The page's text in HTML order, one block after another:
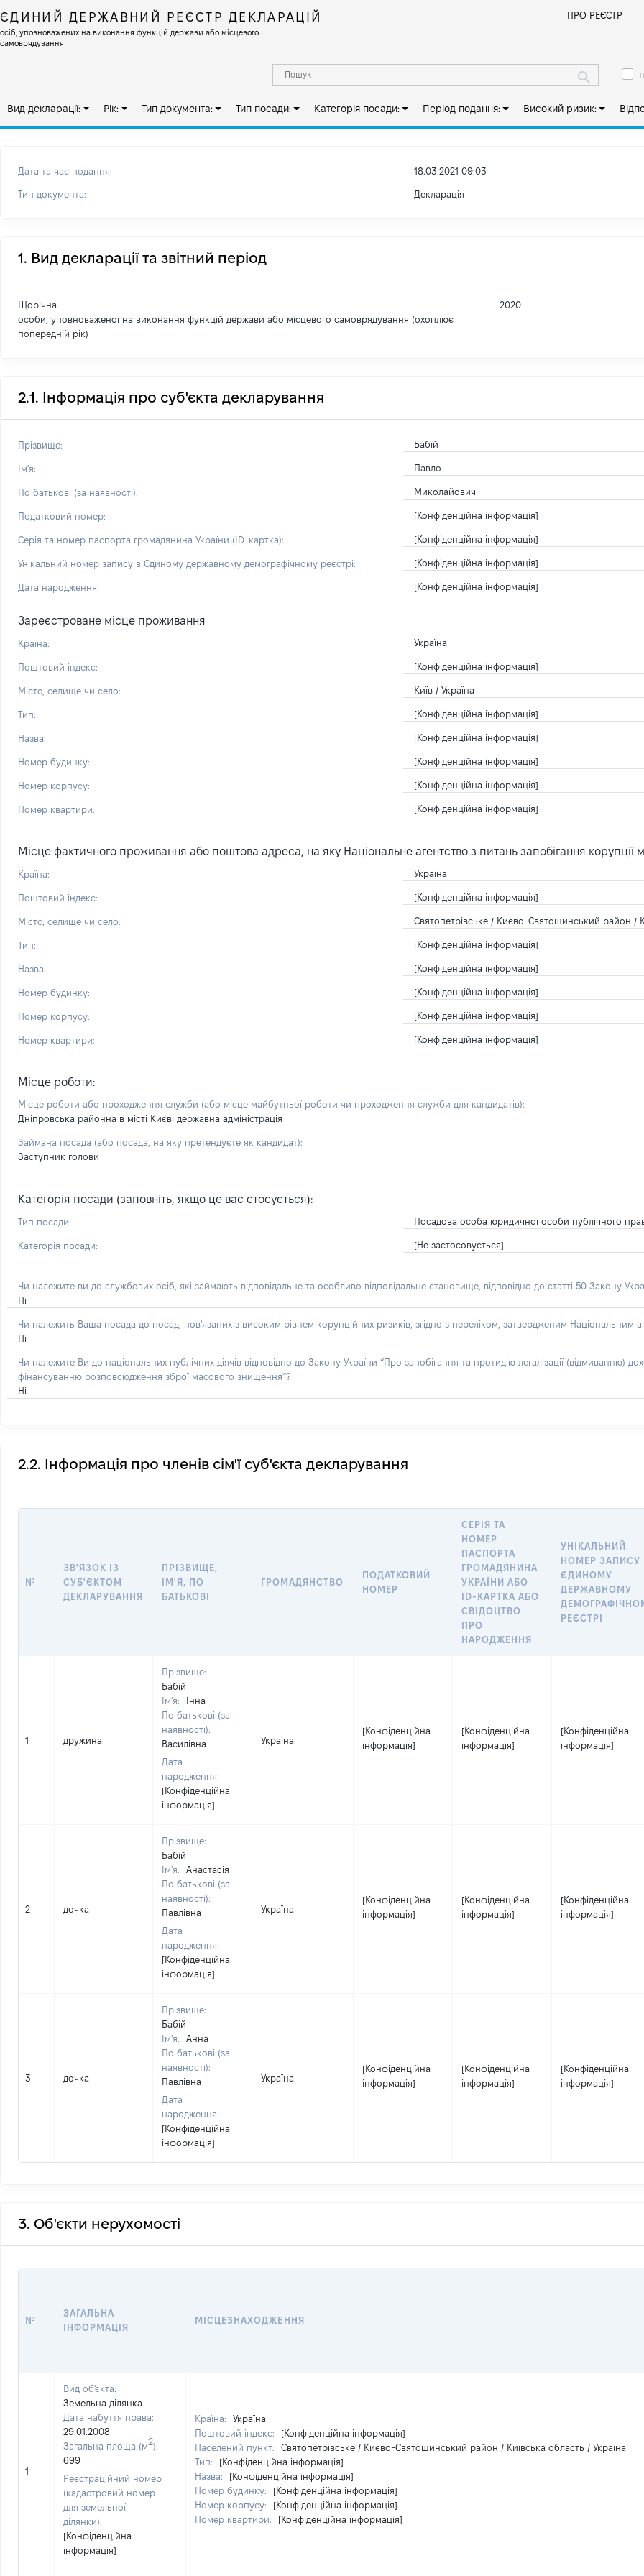
ЄДИНИЙ ДЕРЖАВНИЙ РЕЄСТР ДЕКЛАРАЦІЙ
осіб, уповноважених на виконання функцій держави або місцевого
самоврядування
ПРО РЕЄСТР
Вид декларації: Рік: Тип документа: Тип посади: Категорія посади: Період подання: Високий ризик:
Дата та час подання: 18.03.2021 09:03
Тип документа: Декларація
1. Вид декларації та звітний період
Щорічна
особи, уповноваженої на виконання функцій держави або місцевого самоврядування (охоплює
попередній рік)
2020
2.1. Інформація про суб'єкта декларування
Прізвище: Бабій
Ім'я: Павло
По батькові (за наявності): Миколайович
Податковий номер: [Конфіденційна інформація]
Серія та номер паспорта громадянина України (ID-картка): [Конфіденційна інформація]
Унікальний номер запису в Єдиному державному демографічному реєстрі: [Конфіденційна інформація]
Дата народження: [Конфіденційна інформація]
Зареєстроване місце проживання
Країна: Україна
Поштовий індекс: [Конфіденційна інформація]
Місто, селище чи село: Київ / Україна
Тип: [Конфіденційна інформація]
Назва: [Конфіденційна інформація]
Номер будинку: [Конфіденційна інформація]
Номер корпусу: [Конфіденційна інформація]
Номер квартири: [Конфіденційна інформація]
Місце фактичного проживання або поштова адреса, на яку Національне агентство з питань запобігання
Країна: Україна
Поштовий індекс: [Конфіденційна інформація]
Місто, селище чи село: Святопетрівське / Києво-Святошинський район /
Тип: [Конфіденційна інформація]
Назва: [Конфіденційна інформація]
Номер будинку: [Конфіденційна інформація]
Номер корпусу: [Конфіденційна інформація]
Номер квартири: [Конфіденційна інформація]
Місце роботи:
Місце роботи або проходження служби (або місце майбутньої роботи чи проходження служби для кандидатів):
Дніпровська районна в місті Києві державна адміністрація
Займана посада (або посада, на яку претендуєте як кандидат):
Заступник голови
Категорія посади (заповніть, якщо це вас стосується):
Тип посади: Посадова особа юридичної особи публічного
Категорія посади: [Не застосовується]
Чи належите ви до службових осіб, які займають відповідальне та особливо відповідальне становище, відповідно до статті 50 Закону
Ні
Чи належить Ваша посада до посад, пов'язаних з високим рівнем корупційних ризиків, згідно з переліком, затвердженим Національним
Ні
Чи належите Ви до національних публічних діячів відповідно до Закону України “Про запобігання та протидію легалізації
фінансуванню розповсюдження зброї масового знищення”?
Ні
2.2. Інформація про членів сім'ї суб'єкта декларування
№
ЗВ'ЯЗОК ІЗ
СУБ'ЄКТОМ
ДЕКЛАРУВАННЯ
ПРІЗВИЩЕ,
ІМ'Я, ПО
БАТЬКОВІ
ГРОМАДЯНСТВО
ПОДАТКОВИЙ
НОМЕР
СЕРІЯ ТА
НОМЕР
ПАСПОРТА
ГРОМАДЯНИНА
УКРАЇНИ АБО
ID-КАРТКА АБО
СВІДОЦТВО
ПРО
НАРОДЖЕННЯ
УНІКАЛЬНИЙ
НОМЕР ЗАПИСУ
ЄДИНОМУ
ДЕРЖАВНОМУ
РЕЄСТРІ
1 дружина
Прізвище:
Бабій
Ім'я:
Інна
По батькові (за
наявності):
Василівна
Дата
народження:
[Конфіденційна
інформація]
Україна
[Конфіденційна
інформація]
[Конфіденційна
інформація]
[Конфіденційна
інформація]
2 дочка
Прізвище:
Бабій
Ім'я:
Анастасія
По батькові (за
наявності):
Павлівна
Дата
народження:
[Конфіденційна
інформація]
Україна
[Конфіденційна
інформація]
[Конфіденційна
інформація]
[Конфіденційна
інформація]
3 дочка
Прізвище:
Бабій
Ім'я:
Анна
По батькові (за
наявності):
Павлівна
Дата
народження:
[Конфіденційна
інформація]
Україна
[Конфіденційна
інформація]
[Конфіденційна
інформація]
[Конфіденційна
інформація]
3. Об'єкти нерухомості
№
ЗАГАЛЬНА
ІНФОРМАЦІЯ
МІСЦЕЗНАХОДЖЕННЯ
1
Вид об'єкта:
Земельна ділянка
Дата набуття права:
29.01.2008
Загальна площа (м2):
699
Реєстраційний номер
(кадастровий номер
для земельної
ділянки):
[Конфіденційна
інформація]
Країна:
Україна
Поштовий індекс:
[Конфіденційна інформація]
Населений пункт:
Святопетрівське / Києво-Святошинський район / Київська область / Україна
Тип:
[Конфіденційна інформація]
Назва:
[Конфіденційна інформація]
Номер будинку:
[Конфіденційна інформація]
Номер корпусу:
[Конфіденційна інформація]
Номер квартири:
[Конфіденційна інформація]